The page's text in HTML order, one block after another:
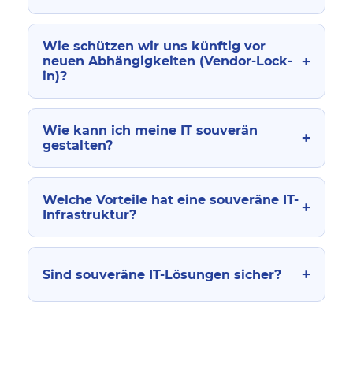
Wie schützen wir uns künftig vor
neuen Abhängigkeiten (Vendor-Lock-
in)?
+
Wie kann ich meine IT souverän
gestalten?
+
Welche Vorteile hat eine souveräne IT-
Infrastruktur?
+
Sind souveräne IT-Lösungen sicher? +